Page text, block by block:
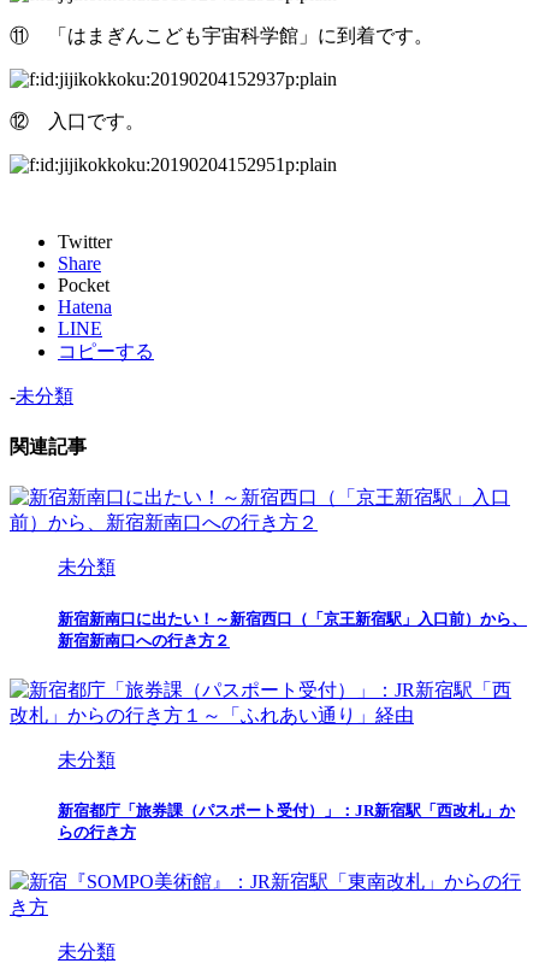
⑪ 「はまぎんこども宇宙科学館」に到着です。
⑫ 入口です。
Twitter
Share
Pocket
Hatena
LINE
コピーする
-未分類
関連記事
未分類
新宿新南口に出たい！～新宿西口（「京王新宿駅」入口前）から、
新宿新南口への行き方２
未分類
新宿都庁「旅券課（パスポート受付）」：JR新宿駅「西改札」か
らの行き方
未分類